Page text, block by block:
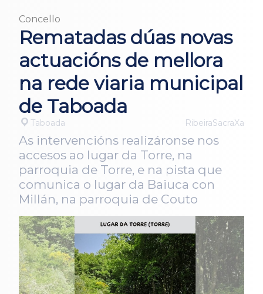
Concello
Rematadas dúas novas
actuacións de mellora
na rede viaria municipal
de Taboada
Taboada RibeiraSacraXa
As intervencións realizáronse nos
accesos ao lugar da Torre, na
parroquia de Torre, e na pista que
comunica o lugar da Baiuca con
Millán, na parroquia de Couto